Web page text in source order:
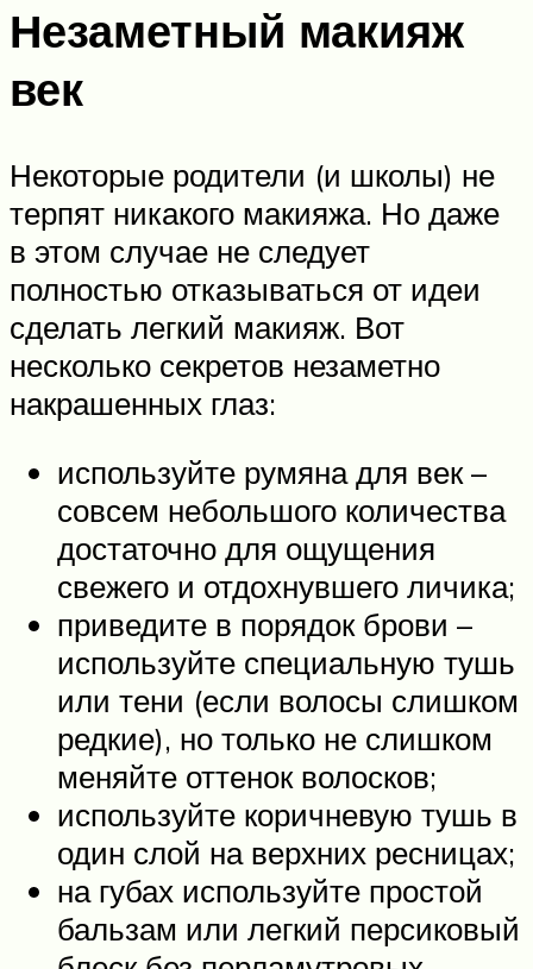
Незаметный макияж
век
Некоторые родители (и школы) не
терпят никакого макияжа. Но даже
в этом случае не следует
полностью отказываться от идеи
сделать легкий макияж. Вот
несколько секретов незаметно
накрашенных глаз:
используйте румяна для век –
совсем небольшого количества
достаточно для ощущения
свежего и отдохнувшего личика;
приведите в порядок брови –
используйте специальную тушь
или тени (если волосы слишком
редкие), но только не слишком
меняйте оттенок волосков;
используйте коричневую тушь в
один слой на верхних ресницах;
на губах используйте простой
бальзам или легкий персиковый